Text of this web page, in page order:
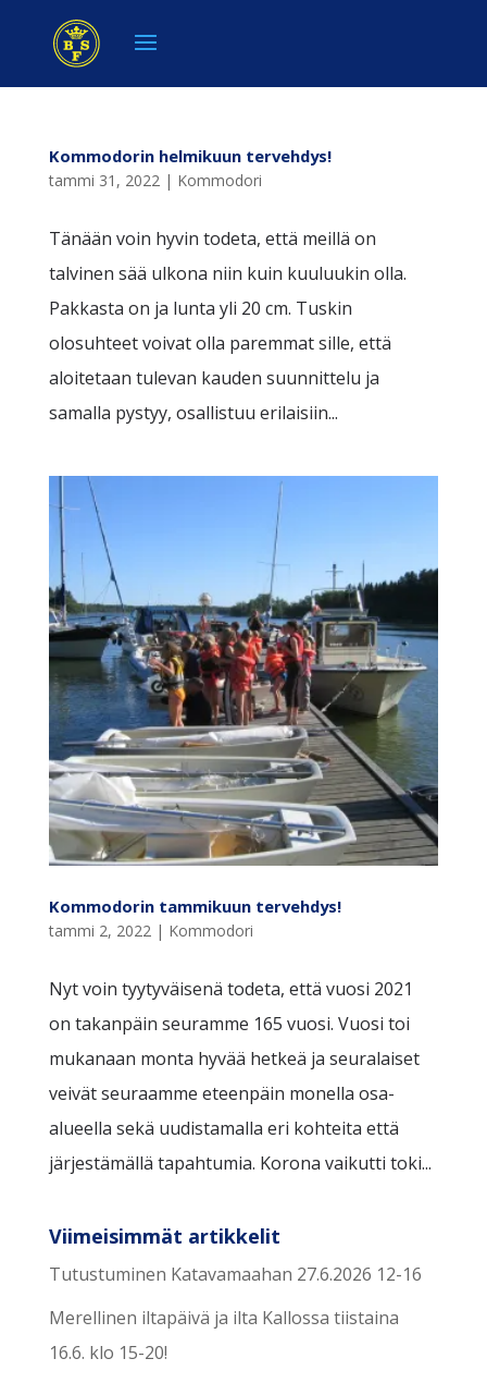
Kommodorin helmikuun tervehdys!
tammi 31, 2022| Kommodori
Tänään voin hyvin todeta, että meillä on
talvinen sää ulkona niin kuin kuuluukin olla.
Pakkasta on ja lunta yli 20 cm. Tuskin
olosuhteet voivat olla paremmat sille, että
aloitetaan tulevan kauden suunnittelu ja
samalla pystyy, osallistuu erilaisiin...
Kommodorin tammikuun tervehdys!
tammi 2, 2022| Kommodori
Nyt voin tyytyväisenä todeta, että vuosi 2021
on takanpäin seuramme 165 vuosi. Vuosi toi
mukanaan monta hyvää hetkeä ja seuralaiset
veivät seuraamme eteenpäin monella osa-
alueella sekä uudistamalla eri kohteita että
järjestämällä tapahtumia. Korona vaikutti toki...
Viimeisimmät artikkelit
Tutustuminen Katavamaahan 27.6.2026 12-16
Merellinen iltapäivä ja ilta Kallossa tiistaina
16.6. klo 15-20!